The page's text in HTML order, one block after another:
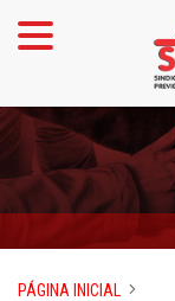
PÁGINA INICIAL